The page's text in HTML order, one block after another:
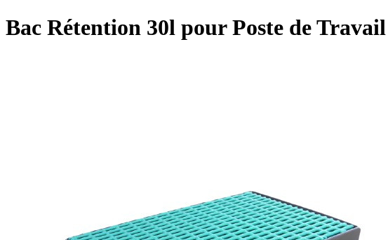
Bac Rétention 30l pour Poste de